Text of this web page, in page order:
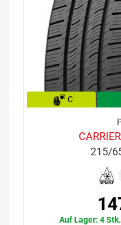
C
215/
Auf Lager: 4